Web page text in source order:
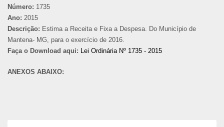
Número: 1735
Ano: 2015
Descrição: Estima a Receita e Fixa a Despesa. Do Município de
Mantena- MG, para o exercício de 2016.
Faça o Download aqui: Lei Ordinária Nº 1735 - 2015
ANEXOS ABAIXO: